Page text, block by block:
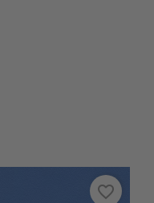
favorite_border